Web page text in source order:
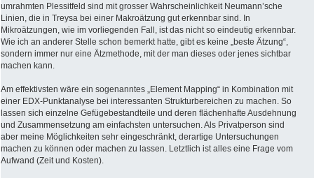
umrahmten Plessitfeld sind mit grosser Wahrscheinlichkeit Neumann’sche
Linien, die in Treysa bei einer Makroätzung gut erkennbar sind. In
Mikroätzungen, wie im vorliegenden Fall, ist das nicht so eindeutig erkennbar.
Wie ich an anderer Stelle schon bemerkt hatte, gibt es keine „beste Ätzung“,
sondern immer nur eine Ätzmethode, mit der man dieses oder jenes sichtbar
machen kann.
Am effektivsten wäre ein sogenanntes „Element Mapping“ in Kombination mit
einer EDX-Punktanalyse bei interessanten Strukturbereichen zu machen. So
lassen sich einzelne Gefügebestandteile und deren flächenhafte Ausdehnung
und Zusammensetzung am einfachsten untersuchen. Als Privatperson sind
aber meine Möglichkeiten sehr eingeschränkt, derartige Untersuchungen
machen zu können oder machen zu lassen. Letztlich ist alles eine Frage vom
Aufwand (Zeit und Kosten).